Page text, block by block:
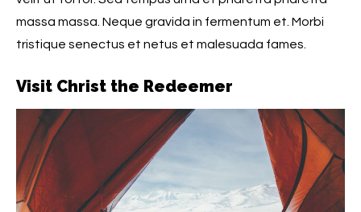
massa massa. Neque gravida in fermentum et. Morbi
tristique senectus et netus et malesuada fames.
Visit Christ the Redeemer